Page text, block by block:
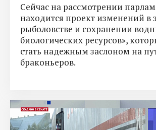
Сейчас на рассмотрении
находится проект изменений в
рыболовстве и сохранении
биологических ресурсов»,
стать надежным заслоном на
браконьеров.